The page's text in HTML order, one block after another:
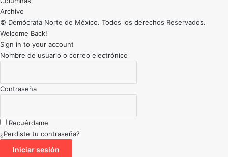
Archivo
© Demócrata Norte de México. Todos los derechos Reservados.
Welcome Back!
Sign in to your account
Nombre de usuario o correo electrónico
Contraseña
Recuérdame
¿Perdiste tu contraseña?